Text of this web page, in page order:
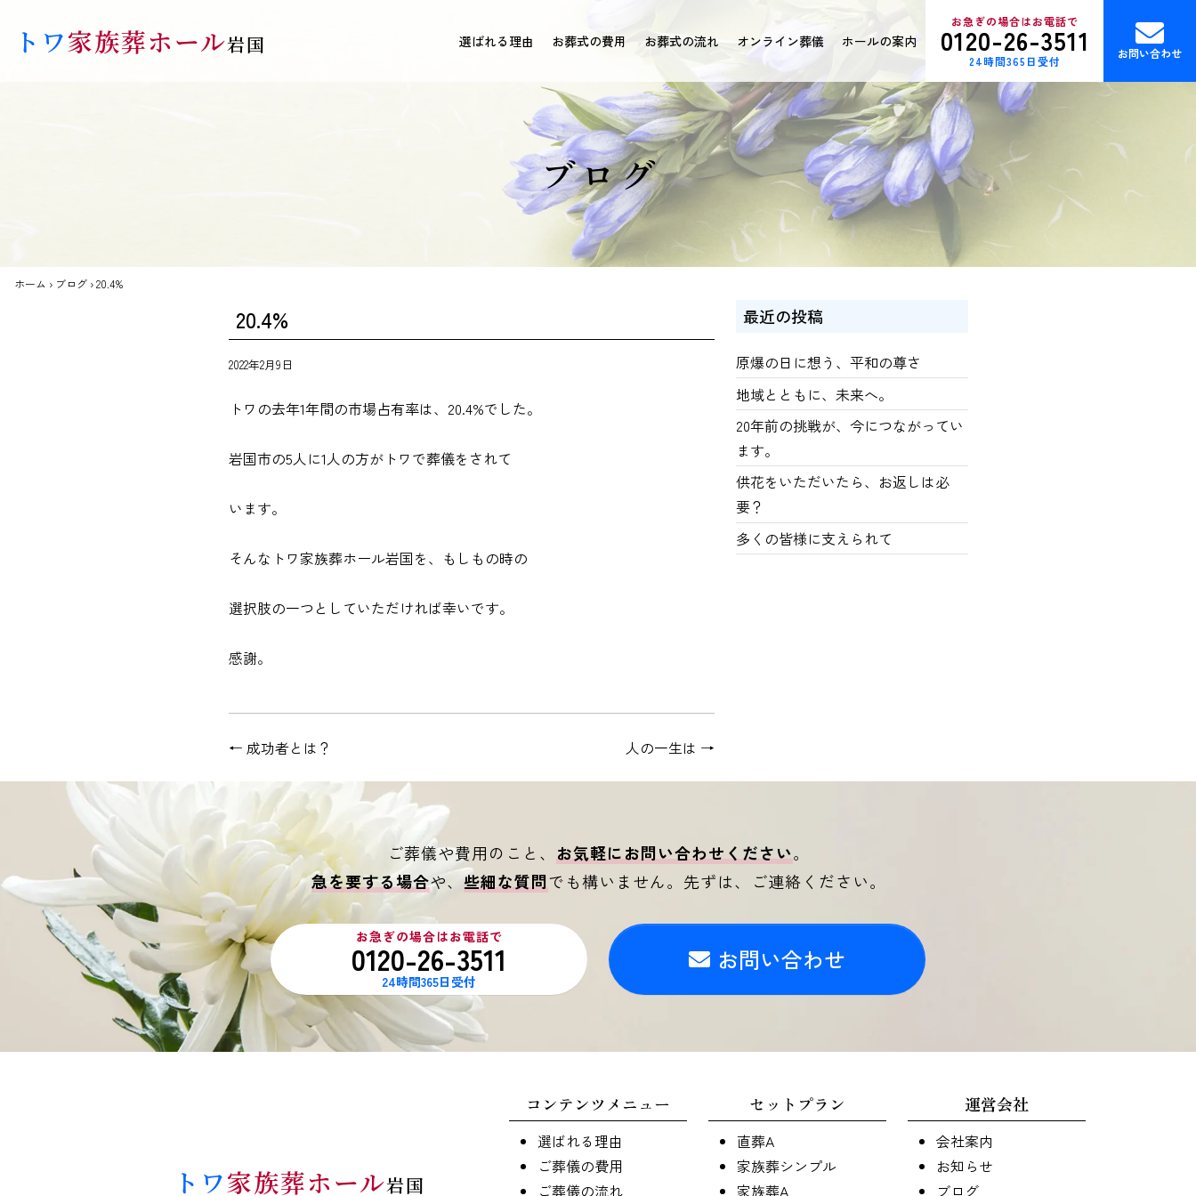
トワ家族葬ホール岩国 選ばれる理由 お葬式の費用 お葬式の流れ オンライン葬儀 ホールの案内
お急ぎの場合はお電話で
0120-26-3511
24時間365日受付
お問い合わせ
ブログ
ホーム › ブログ ›20.4%
20.4%
2022年2月9日
トワの去年1年間の市場占有率は、20.4%でした。
岩国市の5人に1人の方がトワで葬儀をされて
います。
そんなトワ家族葬ホール岩国を、もしもの時の
選択肢の一つとしていただければ幸いです。
感謝。
← 成功者とは？ 人の一生は →
最近の投稿
原爆の日に想う、平和の尊さ
地域とともに、未来へ。
20年前の挑戦が、今につながってい
ます。
供花をいただいたら、お返しは必
要？
多くの皆様に支えられて
ご葬儀や費用のこと、 お気軽にお問い合わせください。
急を要する場合や、些細な質問でも構いません。 先ずは、ご連絡ください。
お急ぎの場合はお電話で
0120-26-3511
24時間365日受付
お問い合わせ
トワ家族葬ホール岩国
コンテンツメニュー
選ばれる理由
ご葬儀の費用
ご葬儀の流れ
セットプラン
直葬A
家族葬シンプル
家族葬A
運営会社
会社案内
お知らせ
ブログ